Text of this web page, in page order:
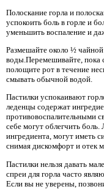
Полоскание горла и
успокоить боль в горле и
уменьшить воспаление и
Размешайте около ½
воды.Перемешивайте, пока
полощите рот в течение
смывать обычной водой.
Пастилки успокаивают
леденцы содержат
противовоспалительными
себе могут облегчить
ингредиента, могут иметь
снимая дискомфорт и отек
Пастилки нельзя давать
спреи для горла часто
Если вы не уверены,